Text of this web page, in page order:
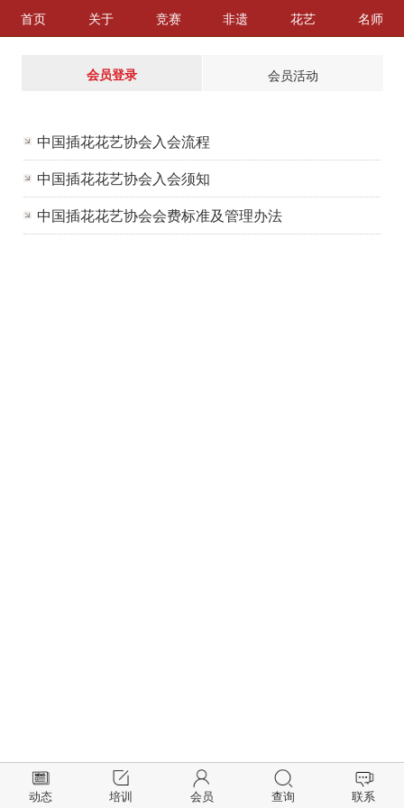
首页 关于 竞赛 非遗 花艺 名师
会员登录 会员活动
中国插花花艺协会入会流程
中国插花花艺协会入会须知
中国插花花艺协会会费标准及管理办法
动态 培训 会员 查询 联系